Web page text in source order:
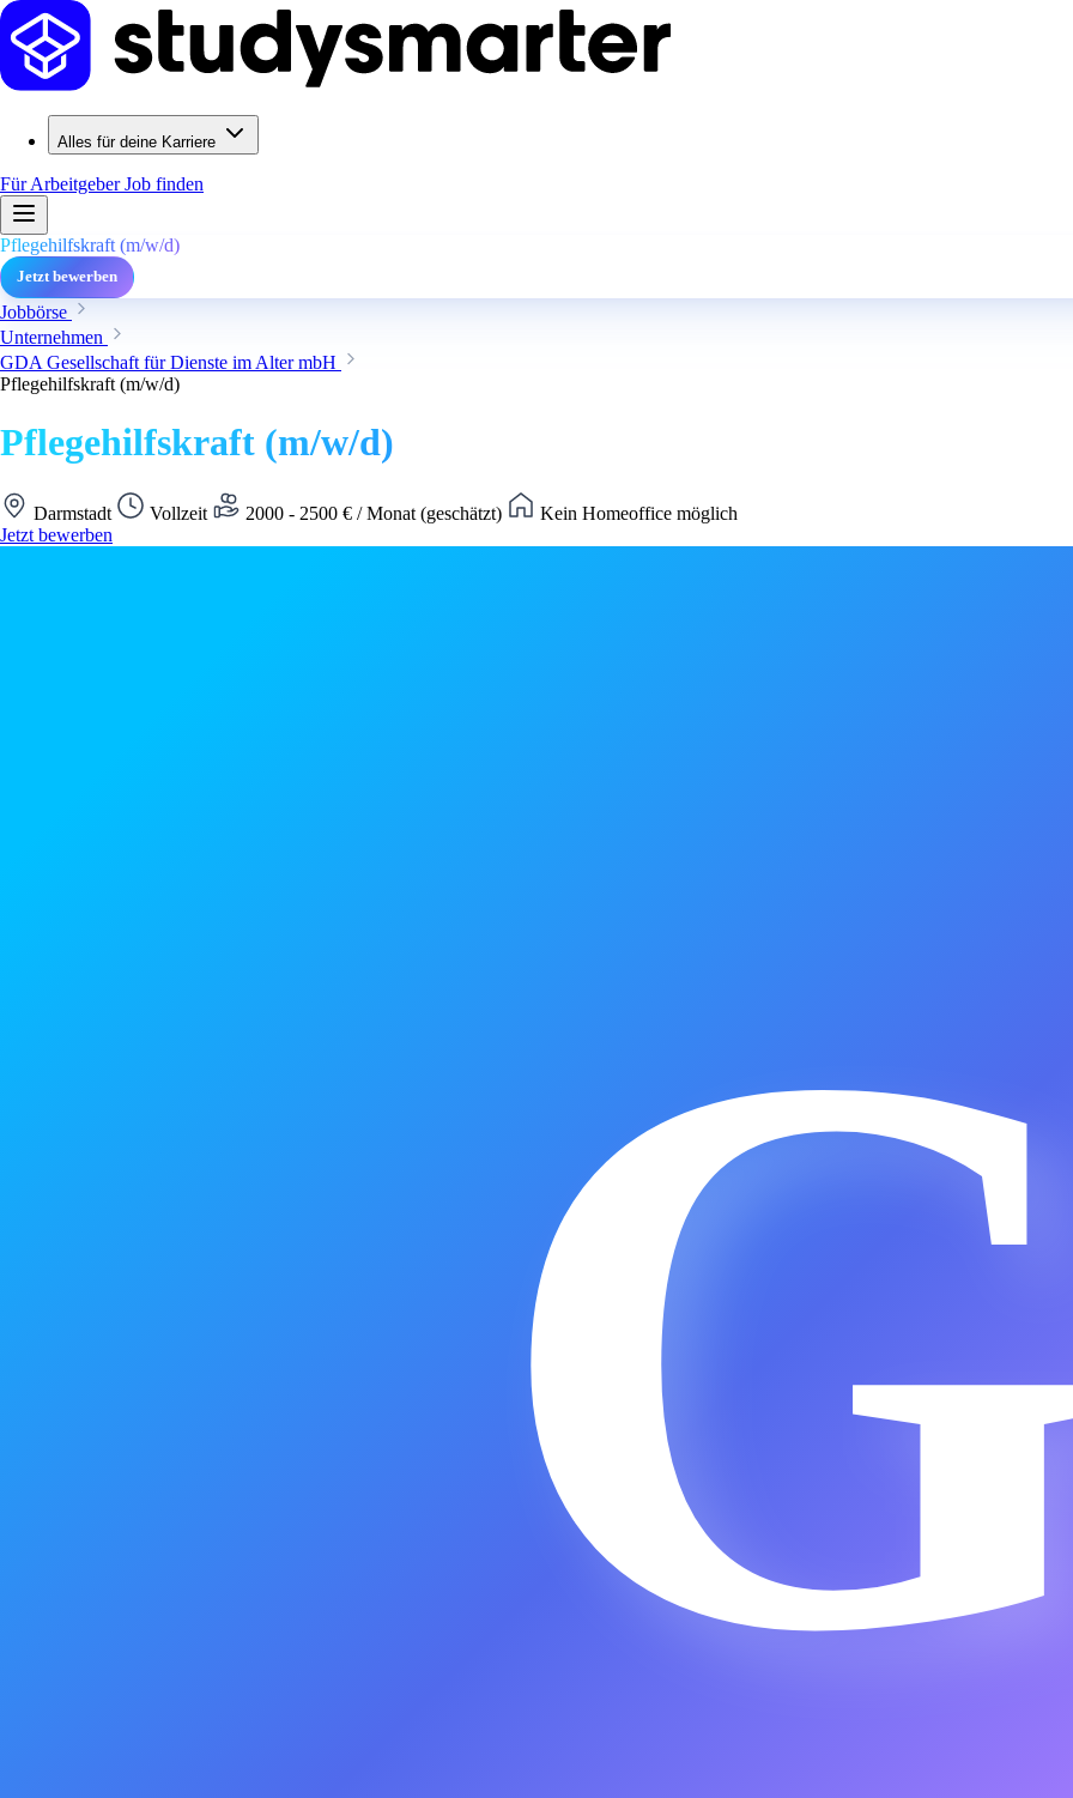
Alles für deine Karriere
Für ArbeitgeberJob finden
Pflegehilfskraft (m/w/d)
Jetzt bewerben
Jobbörse
Unternehmen
GDA Gesellschaft für Dienste im Alter mbH
Pflegehilfskraft (m/w/d)
Pflegehilfskraft (m/w/d)
Darmstadt Vollzeit 2000 - 2500 € / Monat (geschätzt)
Kein Homeoffice möglich
Jetzt bewerben